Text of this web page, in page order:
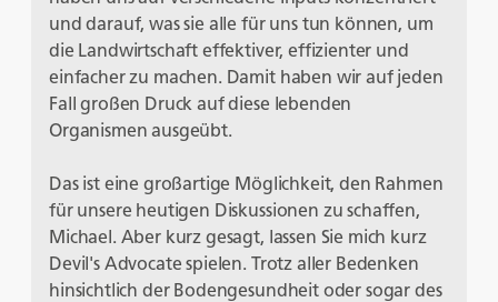
und darauf, was sie alle für uns tun können, um
die Landwirtschaft effektiver, effizienter und
einfacher zu machen. Damit haben wir auf jeden
Fall großen Druck auf diese lebenden
Organismen ausgeübt.
Das ist eine großartige Möglichkeit, den Rahmen
für unsere heutigen Diskussionen zu schaffen,
Michael. Aber kurz gesagt, lassen Sie mich kurz
Devil's Advocate spielen. Trotz aller Bedenken
hinsichtlich der Bodengesundheit oder sogar des